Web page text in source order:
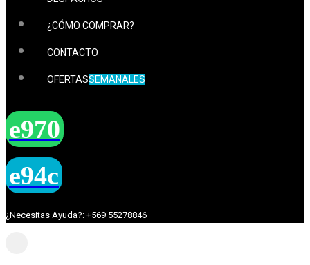
¿CÓMO COMPRAR?
CONTACTO
OFERTASSEMANALES
¿Necesitas Ayuda?: +569 55278846